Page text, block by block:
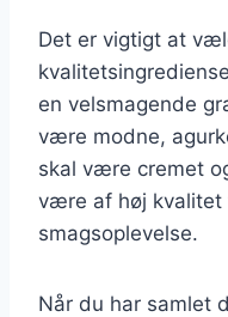
Det er vigtigt at
en velsmagende
være modne,
skal være cremet
være af høj kvalitet
smagsoplevelse.
Når du har samlet